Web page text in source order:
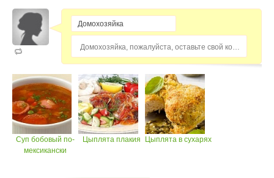
Домохозяйка, пожалуйста, оставьте свой комментарий...
Суп бобовый по-
мексикански
Цыплята плакия Цыплята в сухарях